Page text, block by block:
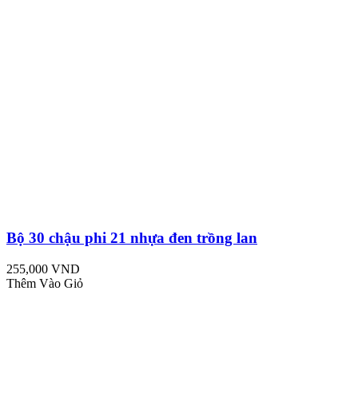
Bộ 30 chậu phi 21 nhựa đen trồng lan
255,000 VND
Thêm Vào Giỏ